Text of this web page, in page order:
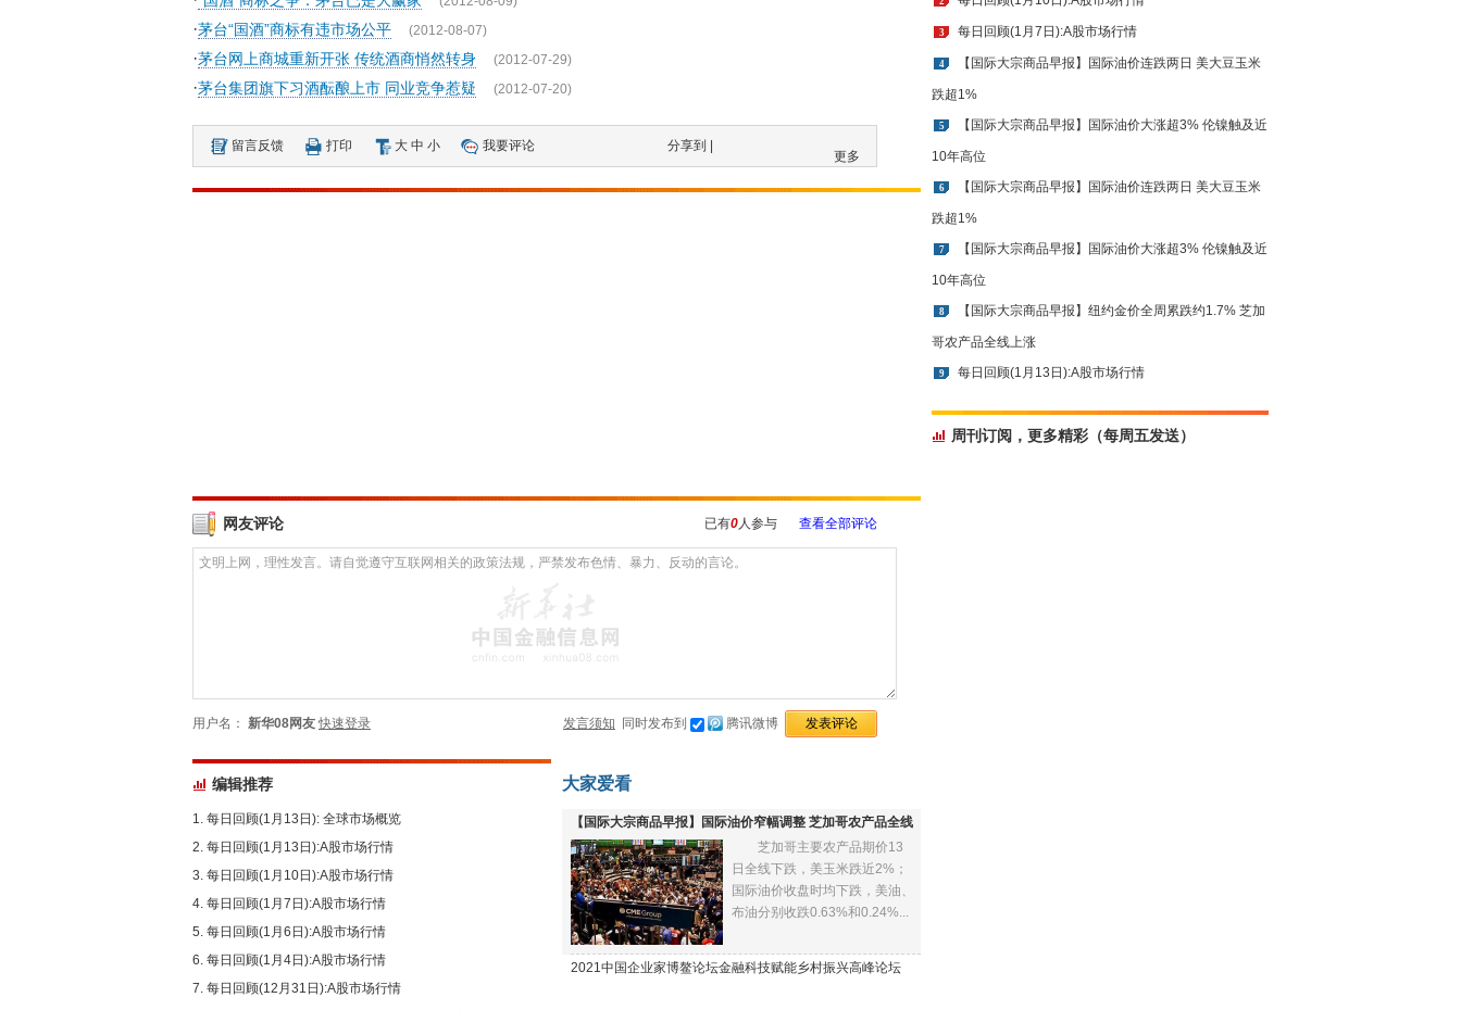
·茅台“国酒”商标有违市场公平 (2012-08-07)
·茅台网上商城重新开张 传统酒商悄然转身 (2012-07-29)
·茅台集团旗下习酒酝酿上市 同业竞争惹疑 (2012-07-20)
留言反馈 打印 大 中 小 我要评论 分享到 |
更多
网友评论 已有0人参与 查看全部评论
用户名： 新华08网友 快速登录 发言须知 同时发布到 腾讯微博
编辑推荐
每日回顾(1月13日): 全球市场概览
每日回顾(1月13日):A股市场行情
每日回顾(1月10日):A股市场行情
每日回顾(1月7日):A股市场行情
每日回顾(1月6日):A股市场行情
每日回顾(1月4日):A股市场行情
每日回顾(12月31日):A股市场行情
大家爱看
【国际大宗商品早报】国际油价窄幅调整 芝加哥农产品全线
下跌
芝加哥主要农产品期价13
日全线下跌，美玉米跌近2%；
国际油价收盘时均下跌，美油、
布油分别收跌0.63%和0.24%...
2021中国企业家博鳌论坛金融科技赋能乡村振兴高峰论坛
3 每日回顾(1月7日):A股市场行情
4 【国际大宗商品早报】国际油价连跌两日 美大豆玉米
跌超1%
5 【国际大宗商品早报】国际油价大涨超3% 伦镍触及近
10年高位
6 【国际大宗商品早报】国际油价连跌两日 美大豆玉米
跌超1%
7 【国际大宗商品早报】国际油价大涨超3% 伦镍触及近
10年高位
8 【国际大宗商品早报】纽约金价全周累跌约1.7% 芝加
哥农产品全线上涨
9 每日回顾(1月13日):A股市场行情
周刊订阅，更多精彩（每周五发送）